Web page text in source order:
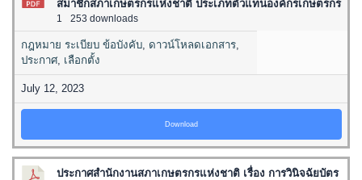
สมาชิกสภาเกษตรกรแห่งชาติ ประเภทตัวแทนองค์กรเกษตรกร
1 253 downloads
กฎหมาย ระเบียบ ข้อบังคับ, ดาวน์โหลดเอกสาร,
ประกาศ, เลือกตั้ง
July 12, 2023
Download
ประกาศสำนักงานสภาเกษตรกรแห่งชาติ เรื่อง การวินิจฉัยบัตร